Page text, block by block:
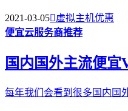
2021-03-05虚拟主机优惠
便宜云服务商推荐
国内国外主流便宜
每年我们会看到很多国内国